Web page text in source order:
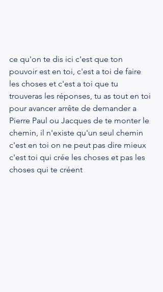
ce qu'on te dis ici c'est que ton
pouvoir est en toi, c'est a toi de faire
les choses et c'est a toi que tu
trouveras les réponses, tu as tout en toi
pour avancer arrête de demander a
Pierre Paul ou Jacques de te monter le
chemin, il n'existe qu'un seul chemin
c'est en toi on ne peut pas dire mieux
c'est toi qui crée les choses et pas les
choses qui te créent